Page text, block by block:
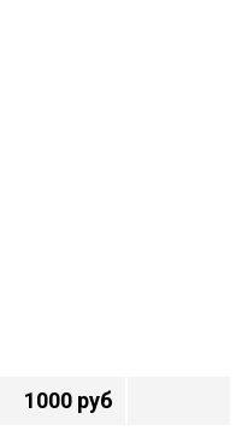
1000 руб